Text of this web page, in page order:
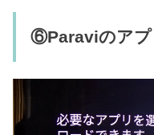
⑥Paraviのアプ